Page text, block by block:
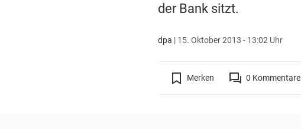
der Bank sitzt.
dpa | 15. Oktober 2013 - 13:02 Uhr
Merken 0 Kommentare